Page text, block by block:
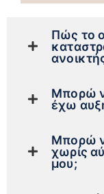
Πώς το
Μπορώ
έχω
Μπορώ
χωρίς
μου;